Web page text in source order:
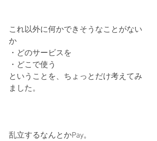
これ以外に何かできそうなことがない
か
・どのサービスを
・どこで使う
ということを、ちょっとだけ考えてみ
ました。
乱立するなんとかPay。